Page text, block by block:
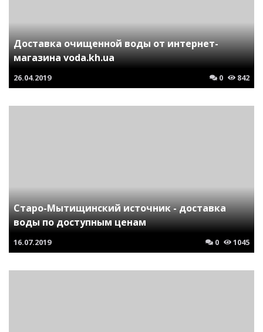
Доставка очищенной воды от интернет-
магазина voda.kh.ua
26.04.2019 0 842
Старо-Мытищинский источник - доставка
воды по доступным ценам
16.07.2019 0 1045